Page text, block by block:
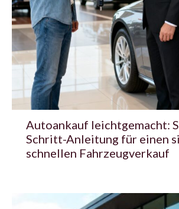
Autoankauf leichtgemacht:
Schritt-Anleitung für einen
schnellen Fahrzeugverkauf